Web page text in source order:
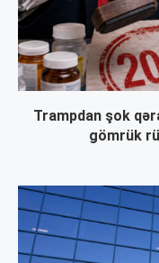
Trampdan şok
gömrük